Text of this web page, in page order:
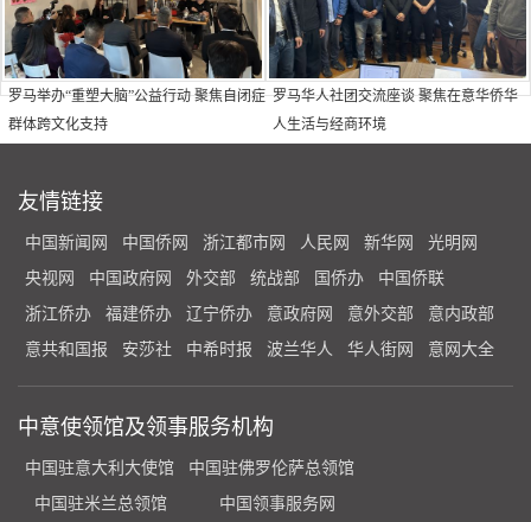
罗马举办“重塑大脑”公益行动 聚焦自闭症
群体跨文化支持
罗马华人社团交流座谈 聚焦在意华侨华
人生活与经商环境
友情链接
中国新闻网 中国侨网 浙江都市网 人民网 新华网
光明网
央视网
中国政府网 外交部 统战部 国侨办
中国侨联
浙江侨办
福建侨办 辽宁侨办 意政府网 意外交部
意内政部
意共和国报
安莎社 中希时报 波兰华人 华人街网 意网大全
中意使领馆及领事服务机构
中国驻意大利大使馆
中国驻佛罗伦萨总领馆
中国驻米兰总领馆
中国领事服务网